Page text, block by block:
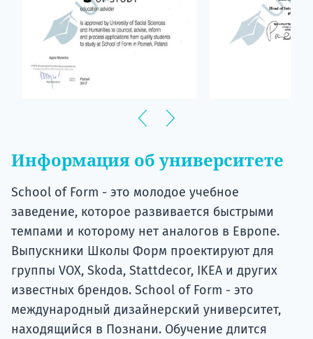
Информация об университете
School of Form - это молодое учебное
заведение, которое развивается быстрыми
темпами и которому нет аналогов в Европе.
Выпускники Школы Форм проектируют для
группы VOX, Skoda, Stattdecor, IKEA и других
известных брендов. School of Form - это
международный дизайнерский университет,
находящийся в Познани. Обучение длится